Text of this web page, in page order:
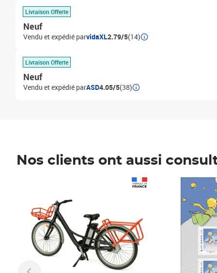
Livraison Offerte
Neuf
Vendu et expédié parvidaXL2.79/5(14)
Livraison Offerte
Neuf
Vendu et expédié parASD4.05/5(38)
Nos clients ont aussi
Prix 7,50€